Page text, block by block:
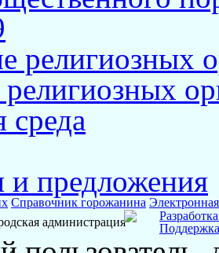
религиозных
религиозных
среда
и предложения
Справочник горожанина
администрация